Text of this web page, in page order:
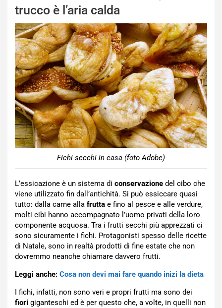
trucco è l’aria calda
Fichi secchi in casa (foto Adobe)
L’essicazione è un sistema di conservazione del cibo che
viene utilizzato fin dall’antichità. Si può essiccare quasi
tutto: dalla carne alla frutta e fino al pesce e alle verdure,
molti cibi hanno accompagnato l’uomo privati della loro
componente acquosa. Tra i frutti secchi più apprezzati ci
sono sicuramente i fichi. Protagonisti spesso delle ricette
di Natale, sono in realtà prodotti di fine estate che non
dovremmo neanche chiamare davvero frutti.
Leggi anche: Cosa non devi mai fare quando inizi la dieta
I fichi, infatti, non sono veri e propri frutti ma sono dei
fiori giganteschi ed è per questo che, a volte, in quelli non